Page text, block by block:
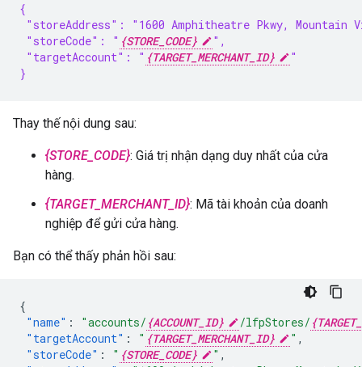
{
"storeAddress": "1600 Amphitheatre Pkwy, Mountain
"storeCode": " {STORE_CODE}
",
"targetAccount": " {TARGET_MERCHANT_ID}
"
}
Thay thế nội dung sau:
{STORE_CODE}: Giá trị nhận dạng duy nhất của cửa
hàng.
{TARGET_MERCHANT_ID}: Mã tài khoản của doanh
nghiệp để gửi cửa hàng.
Bạn có thể thấy phản hồi sau:
{
"name" : "accounts/ {ACCOUNT_ID} /lfpStores/
"targetAccount" : " {TARGET_MERCHANT_ID} " ,
"storeCode" : " {STORE_CODE} " ,